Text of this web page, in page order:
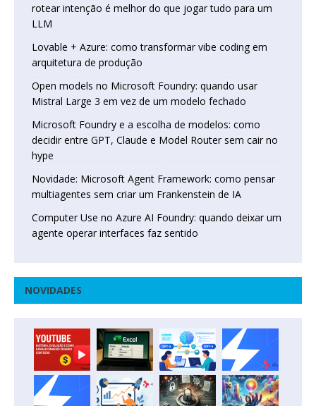
rotear intenção é melhor do que jogar tudo para um
LLM
Lovable + Azure: como transformar vibe coding em
arquitetura de produção
Open models no Microsoft Foundry: quando usar
Mistral Large 3 em vez de um modelo fechado
Microsoft Foundry e a escolha de modelos: como
decidir entre GPT, Claude e Model Router sem cair no
hype
Novidade: Microsoft Agent Framework: como pensar
multiagentes sem criar um Frankenstein de IA
Computer Use no Azure AI Foundry: quando deixar um
agente operar interfaces faz sentido
NOVIDADES